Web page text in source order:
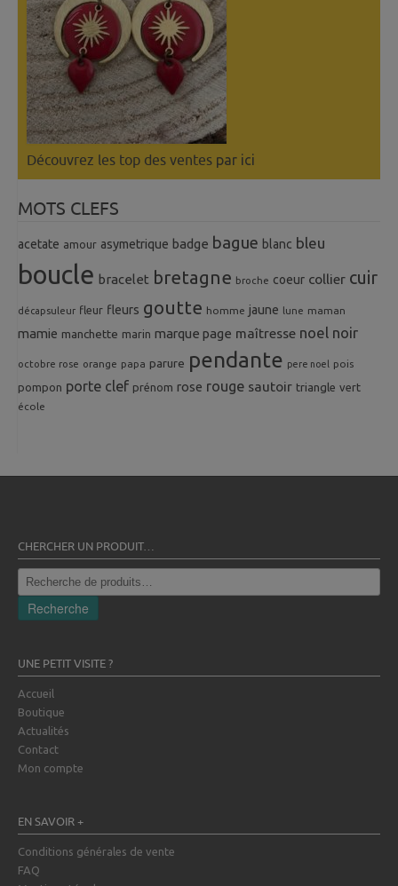
Découvrez les top des ventes par ici
MOTS CLEFS
acetate amour asymetrique badge bague blanc bleu
boucle bracelet bretagne broche coeur collier cuir
décapsuleur fleur fleurs goutte homme jaune lune maman
mamie manchette marin marque page maîtresse noel noir
octobre rose orange papa parure pendante pere noel pois
pompon porte clef prénom rose rouge sautoir triangle vert
école
CHERCHER UN PRODUIT…
Recherche
pour :
Recherche
UNE PETIT VISITE ?
Accueil
Boutique
Actualités
Contact
Mon compte
EN SAVOIR +
Conditions générales de vente
FAQ